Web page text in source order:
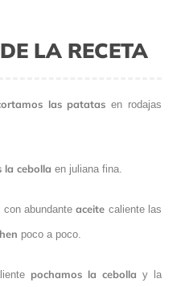
LA RECETA
las patatas en rodajas
la cebolla en juliana fina.
con abundante aceite caliente las
poco a poco.
pochamos la cebolla y la